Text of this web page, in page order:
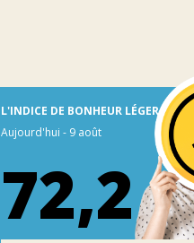
L'INDICE DE BONHEUR LÉGER
Aujourd'hui - 9 août
72,2